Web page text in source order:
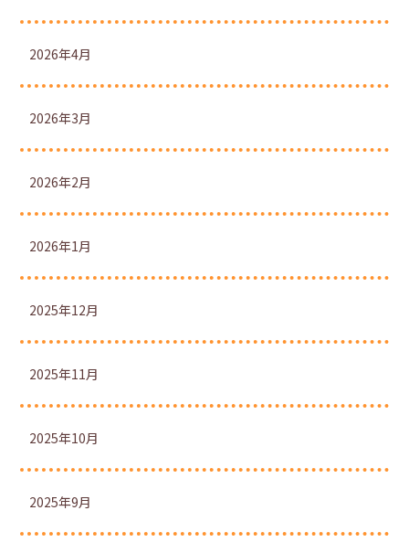
2026年4月
2026年3月
2026年2月
2026年1月
2025年12月
2025年11月
2025年10月
2025年9月